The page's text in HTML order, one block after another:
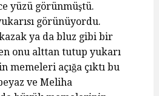
yüzü görünmüştü.
görünüyordu.
ya da bluz gibi bir
onu alttan tutup yukarı
memeleri açığa çıktı bu
ve Meliha